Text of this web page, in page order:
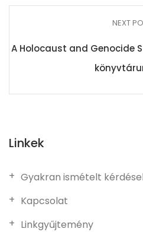
NEXT
A Holocaust and Genocide
Linkek
Gyakran ismételt
Kapcsolat
Linkgyűjtemény